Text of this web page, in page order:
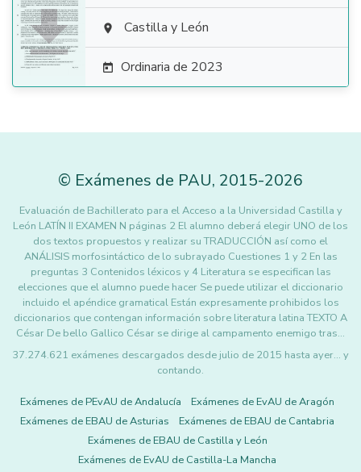
  Castilla y León
 Ordinaria de 2023
© Exámenes de PAU, 2015-2026
Evaluación de Bachillerato para el Acceso a la Universidad Castilla y
León LATÍN II EXAMEN N páginas 2 El alumno deberá elegir UNO de los
dos textos propuestos y realizar su TRADUCCIÓN así como el
ANÁLISIS morfosintáctico de lo subrayado Cuestiones 1 y 2 En las
preguntas 3 Contenidos léxicos y 4 Literatura se especifican las
elecciones que el alumno puede hacer Se puede utilizar el diccionario
incluido el apéndice gramatical Están expresamente prohibidos los
diccionarios que contengan información sobre literatura latina TEXTO A
César De bello Gallico César se dirige al campamento enemigo tras…
37.274.621 exámenes descargados desde julio de 2015 hasta ayer... y
contando.
Exámenes de PEvAU de Andalucía
Exámenes de EvAU de Aragón
Exámenes de EBAU de Asturias
Exámenes de EBAU de Cantabria
Exámenes de EBAU de Castilla y León
Exámenes de EvAU de Castilla-La Mancha